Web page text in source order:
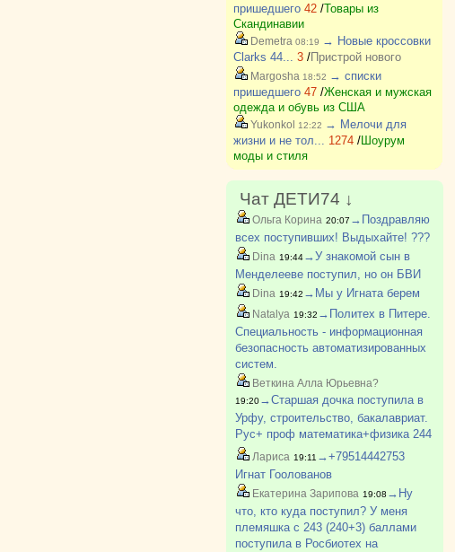
пришедшего 42/Товары из
Скандинавии
Demetra 08:19 → Новые кроссовки
Clarks 44... 3/Пристрой нового
Margosha 18:52 → списки
пришедшего 47/Женская и мужская
одежда и обувь из США
Yukonkol 12:22 → Мелочи для
жизни и не тол... 1274/Шоурум
моды и стиля
Чат ДЕТИ74 ↓
Ольга Корина 20:07 →Поздравляю
всех поступивших! Выдыхайте! ???
Dina 19:44→У знакомой сын в
Менделееве поступил, но он БВИ
Dina 19:42 →Мы у Игната берем
Natalya 19:32 →Политех в Питере.
Специальность - информационная
безопасность автоматизированных
систем.
Веткина Алла Юрьевна?
19:20→Старшая дочка поступила в
Урфу, строительство, бакалавриат.
Рус+ проф математика+физика 244
балла.
Лариса 19:11 →+79514442753
Игнат Гоолованов
Екатерина Зарипова 19:08 →Ну
что, кто куда поступил? У меня
племяшка с 243 (240+3) баллами
поступила в Росбиотех на